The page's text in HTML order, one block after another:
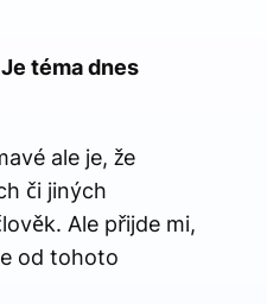
téma dnes
ale je, že
či jiných
Ale přijde mi,
od tohoto